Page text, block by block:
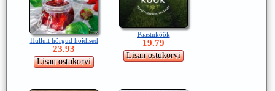
Hullult hõrgud hoidised
23.93
Paastuköök
19.79